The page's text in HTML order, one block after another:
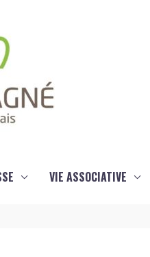
VIE ASSOCIATIVE